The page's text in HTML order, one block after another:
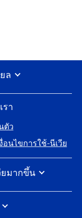
รา
ตัว
อนไขการใช้-นีเวีย
ยมากขึ้น
กับไบเออร์สด๊อรฟ
มนีเวียได้เสมอ
ล